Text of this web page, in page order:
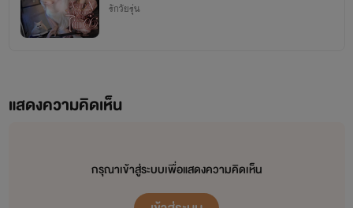
รักวัยรุ่น
แสดงความคิดเห็น
กรุณาเข้าสู่ระบบเพื่อแสดงความคิดเห็น